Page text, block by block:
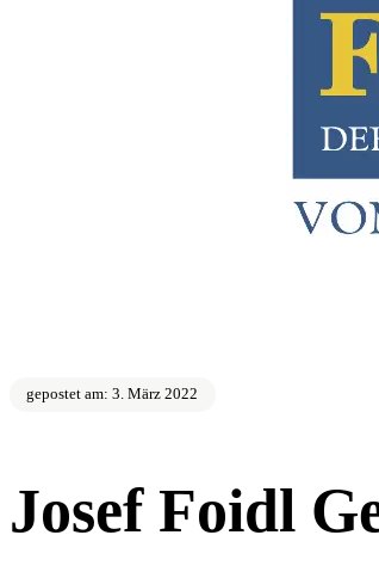
gepostet am: 3. März 2022
Josef Foidl